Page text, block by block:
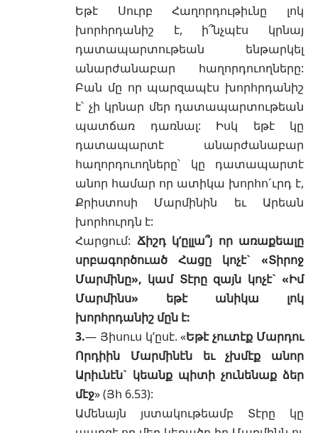
Եթէ Սուրբ Հաղորդութիւնը լոկ
խորհրդանիշ է, ի՞նչպէս կրնայ
դատապարտութեան ենթարկել
անարժանաբար հաղորդուողները:
Բան մը որ պարզապէս խորհրդանիշ
է՝ չի կրնար մեր դատապարտութեան
պատճառ դառնալ: Իսկ եթէ կը
դատապարտէ անարժանաբար
հաղորդուողները՝ կը դատապարտէ
անոր համար որ ատիկա խորհո´ւրդ է,
Քրիստոսի Մարմինին եւ Արեան
խորհուրդն է:
Հարցում: Ճիշդ կ’ըլլա՞յ որ առաքեալը
սրբագործուած Հացը կոչէ` «Տիրոջ
Մարմինը», կամ Տէրը զայն կոչէ` «Իմ
Մարմինս» եթէ անիկա լոկ
խորհրդանիշ մըն է:
3.— Յիսուս կ’ըսէ. «Եթէ չուտէք Մարդու
Որդիին Մարմինէն եւ չխմէք անոր
Արիւնէն` կեանք պիտի չունենաք ձեր
մէջ» (Յհ 6.53):
Ամենայն յստակութեամբ Տէրը կը